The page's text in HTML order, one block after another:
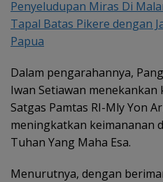
Penyeludupan Miras Di
Tapal Batas Pikere dengan
Papua
Dalam pengarahannya,
Iwan Setiawan
Satgas Pamtas RI-Mly Yon
meningkatkan keimananan
Tuhan Yang Maha Esa.
Menurutnya, dengan